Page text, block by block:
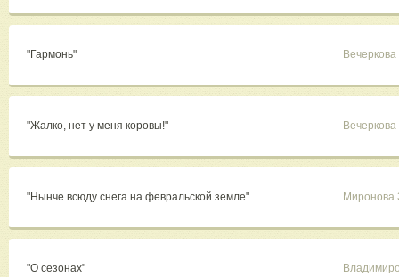
"Гармонь"
"Жалко, нет у меня коровы!"
"Нынче всюду снега на февральской земле" Миронова
"О сезонах"